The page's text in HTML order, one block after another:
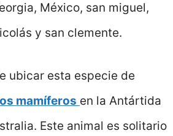
México, san miguel,
y san clemente.
ubicar esta especie de
mamíferos en la Antártida
Este animal es solitario